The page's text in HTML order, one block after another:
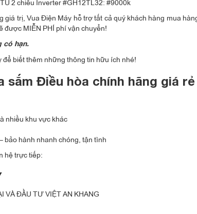
giá trị, Vua Điện Máy hỗ trợ tất cả quý khách hàng mua
được MIỄN PHÍ phí vận chuyển!
có hạn.
biết thêm những thông tin hữu ích nhé!
sắm Điều hòa chính hãng giá
nhiều khu vực khác
bảo hành nhanh chóng, tận tình
hệ trực tiếp:
VÀ ĐẦU TƯ VIỆT AN KHANG